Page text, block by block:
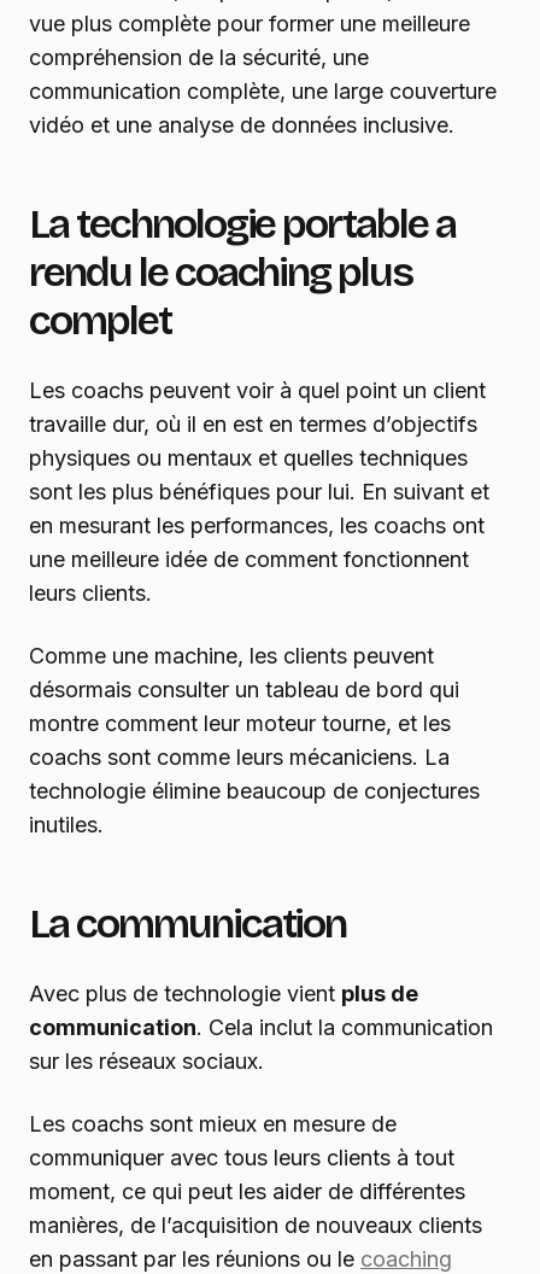
vue plus complète pour former une meilleure
compréhension de la sécurité, une
communication complète, une large couverture
vidéo et une analyse de données inclusive.
La technologie portable a
rendu le coaching plus
complet
Les coachs peuvent voir à quel point un client
travaille dur, où il en est en termes d’objectifs
physiques ou mentaux et quelles techniques
sont les plus bénéfiques pour lui. En suivant et
en mesurant les performances, les coachs ont
une meilleure idée de comment fonctionnent
leurs clients.
Comme une machine, les clients peuvent
désormais consulter un tableau de bord qui
montre comment leur moteur tourne, et les
coachs sont comme leurs mécaniciens. La
technologie élimine beaucoup de conjectures
inutiles.
La communication
Avec plus de technologie vient plus de
communication. Cela inclut la communication
sur les réseaux sociaux.
Les coachs sont mieux en mesure de
communiquer avec tous leurs clients à tout
moment, ce qui peut les aider de différentes
manières, de l’acquisition de nouveaux clients
en passant par les réunions ou le coaching